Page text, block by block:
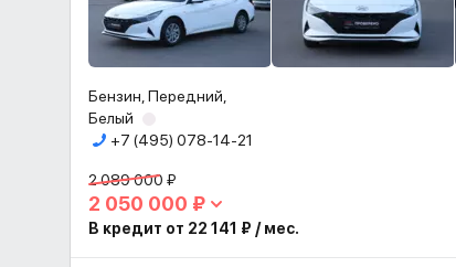
Бензин, Передний,
Белый
+7 (495) 078-14-21
2 089 000 ₽
2 050 000 ₽
В кредит от 22 141 ₽ / мес.